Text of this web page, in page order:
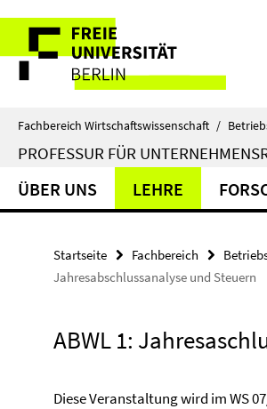
direkt
zu
Inhalt
Service-
Navigation
Fachbereich Wirtschaftswissenschaft /
PROFESSUR FÜR
ÜBER UNS LEHRE
Startseite Fachbereich
Jahresabschlussanalyse und Steuern
ABWL 1:
Diese Veranstaltung wird im WS